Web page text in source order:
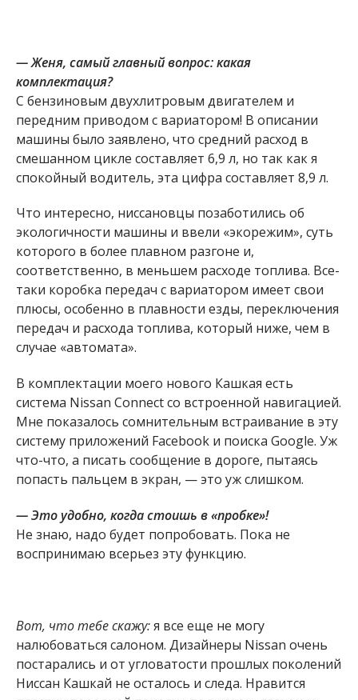
— Женя, самый главный вопрос: какая
комплектация?
С бензиновым двухлитровым двигателем и
передним приводом с вариатором! В описании
машины было заявлено, что средний расход в
смешанном цикле составляет 6,9 л, но так как я
спокойный водитель, эта цифра составляет 8,9 л.
Что интересно, ниссановцы позаботились об
экологичности машины и ввели «экорежим», суть
которого в более плавном разгоне и,
соответственно, в меньшем расходе топлива. Все-
таки коробка передач с вариатором имеет свои
плюсы, особенно в плавности езды, переключения
передач и расхода топлива, который ниже, чем в
случае «автомата».
В комплектации моего нового Кашкая есть
система Nissan Connect со встроенной навигацией.
Мне показалось сомнительным встраивание в эту
систему приложений Facebook и поиска Google. Уж
что-что, а писать сообщение в дороге, пытаясь
попасть пальцем в экран, — это уж слишком.
— Это удобно, когда стоишь в «пробке»!
Не знаю, надо будет попробовать. Пока не
воспринимаю всерьез эту функцию.
Вот, что тебе скажу:я все еще не могу
налюбоваться салоном. Дизайнеры Nissan очень
постарались и от угловатости прошлых поколений
Ниссан Кашкай не осталось и следа. Нравится